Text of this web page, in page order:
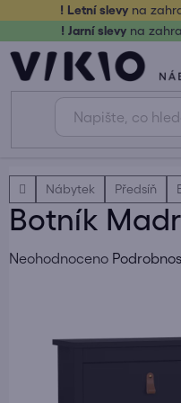
obsah
! Letní slevy na
! Jarní slevy na
DomůNábytek Předsíň
Botník
Průměrné
Neohodnoceno